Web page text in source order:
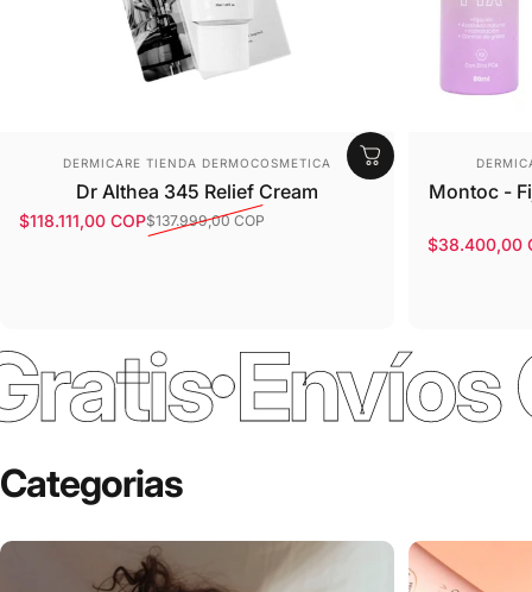
Proveedor:
DERMICARE TIENDA DERMOCOSMETICA
Dr Althea 345 Relief Cream
Precio de oferta
$118.111,00 COP
Precio habitual$137.999,00 COP
Montoc -
Precio de
$38.400,00
Precio
Envíos
Categorias